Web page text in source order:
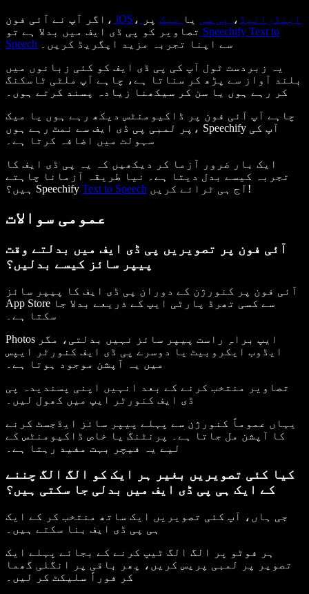
اگر آپ نے آئی فون، iOS ، اینڈرائیڈ ، پی سی یا میک پر
تصاویر کو پی ڈی ایف میں بدلا ہے تو Speechify Text to
Speech
سے اپنا تجربہ مزید اپگریڈ کریں۔
یہ زبردست ٹول آپ کی پی ڈی ایف کو کئی زبانوں میں
بلند آواز سے پڑھ کر سناتا ہے، چاہے آپ ملٹی ٹاسکنگ
کر رہے ہوں یا سن کر سیکھنا زیادہ پسند کرتے ہوں۔
چاہے آپ آئی فون پر ڈاکیومنٹس دیکھ رہے ہوں یا میک
پر لمبی پی ڈی ایف سے نمٹ رہے ہوں، Speechify آپ کی
سہولت میں اضافہ کرتا ہے۔
ایک بار ضرور آزما کر دیکھیں کہ یہ پی ڈی ایف کا
تجربہ کیسے بدل دیتا ہے۔ نیا طریقہ آزمانا چاہتے
ہیں؟ Speechify Text to Speech آج ہی ٹرائے کریں!
عمومی سوالات
آئی فون پر تصویریں پی ڈی ایف میں بدلتے وقت
پیپر سائز کیسے بدلیں؟
آئی فون پر کنورژن کے دوران پی ڈی ایف کا پیپر سائز
App Store سے کسی تھرڈ پارٹی ایپ کے ذریعے بدلا جا
سکتا ہے۔
Photos ایپ براہِ راست پیپر سائز نہیں بدلتی، مگر
ایڈوب ایکروبیٹ یا دوسرے پی ڈی ایف کنورٹر ایپس
میں یہ آپشن موجود ہوتا ہے۔
تصاویر منتخب کرنے کے بعد انہیں اپنی پسندیدہ پی
ڈی ایف کنورٹر ایپ میں کھول لیں۔
یہاں عموماً کنورژن سے پہلے پیپر سائز ایڈجسٹ کرنے
کا آپشن مل جاتا ہے۔ پرنٹنگ یا خاص ڈاکیومنٹس کے
لیے یہ فیچر بہت مفید رہتا ہے۔
کیا کئی تصویریں بغیر ہر ایک کو الگ الگ چننے
کے ایک ہی پی ڈی ایف میں بدلی جا سکتی ہیں؟
جی ہاں، آپ کئی تصویریں ایک ساتھ منتخب کر کے ایک
ہی پی ڈی ایف بنا سکتے ہیں۔
ہر فوٹو پر الگ الگ ٹیپ کرنے کے بجائے پہلے ایک
تصویر پر لمبی پریس کریں، پھر باقی پر انگلی گھما
کر فوراً سلیکٹ کر لیں۔